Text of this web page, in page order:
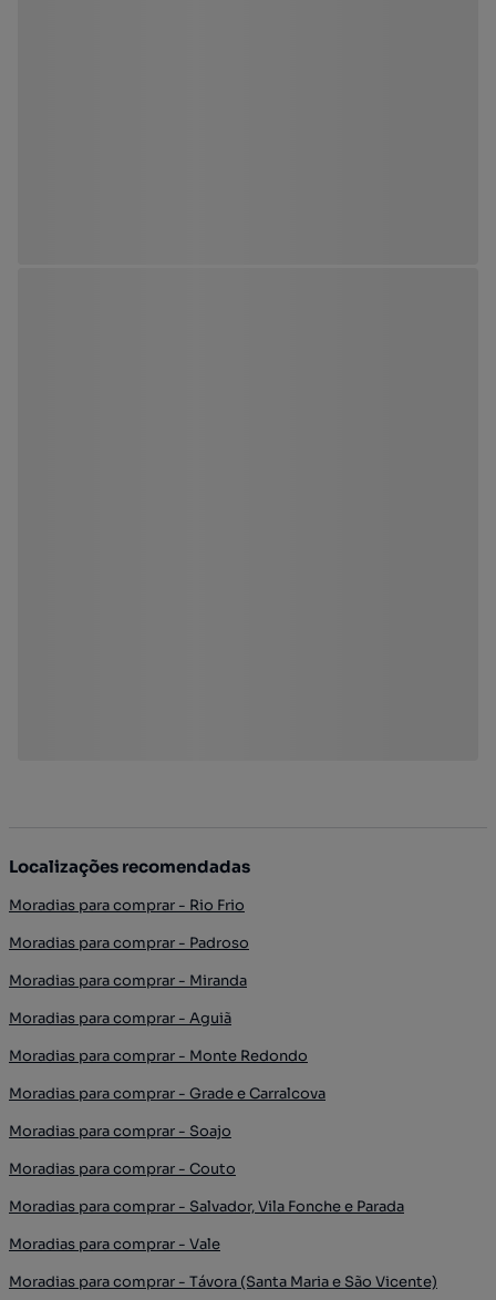
Localizações recomendadas
Moradias para comprar - Rio Frio
Moradias para comprar - Padroso
Moradias para comprar - Miranda
Moradias para comprar - Aguiã
Moradias para comprar - Monte Redondo
Moradias para comprar - Grade e Carralcova
Moradias para comprar - Soajo
Moradias para comprar - Couto
Moradias para comprar - Salvador, Vila Fonche e Parada
Moradias para comprar - Vale
Moradias para comprar - Távora (Santa Maria e São Vicente)